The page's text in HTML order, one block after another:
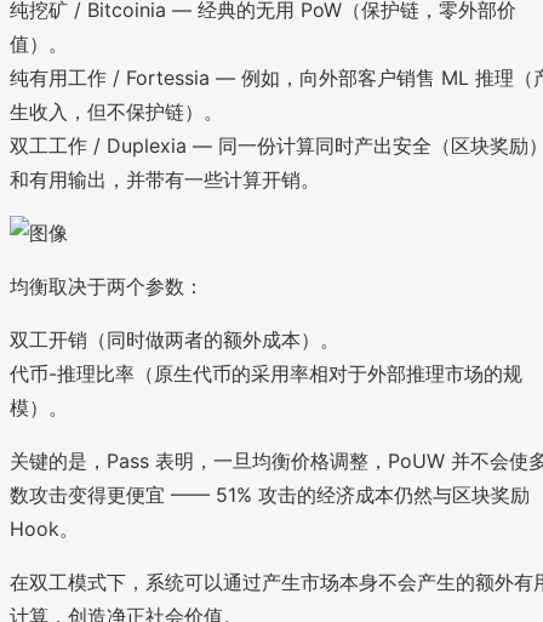
纯挖矿 / Bitcoinia — 经典的无用 PoW（保护链，零外部价
值）。
纯有用工作 / Fortessia — 例如，向外部客户销售 ML 推理（
生收入，但不保护链）。
双工工作 / Duplexia — 同一份计算同时产出安全（区块奖励
和有用输出，并带有一些计算开销。
均衡取决于两个参数：
双工开销（同时做两者的额外成本）。
代币-推理比率（原生代币的采用率相对于外部推理市场的规
模）。
关键的是，Pass 表明，一旦均衡价格调整，PoUW 并不会使
数攻击变得更便宜 —— 51% 攻击的经济成本仍然与区块奖励
Hook。
在双工模式下，系统可以通过产生市场本身不会产生的额外有
计算，创造净正社会价值。